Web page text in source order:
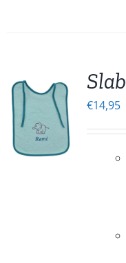
Slab
€14,95